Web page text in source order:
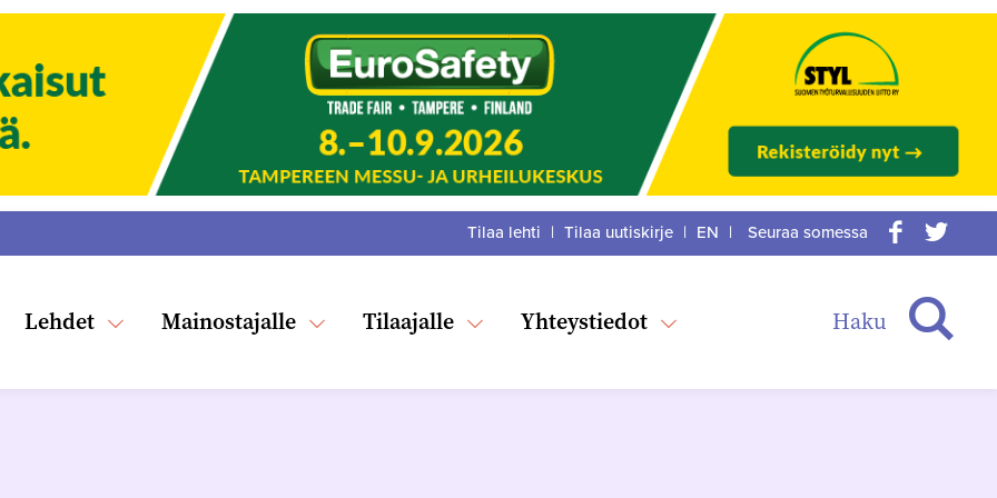
Lehdet Mainostajalle Tilaajalle Yhteystiedot Haku
Tilaa lehti | Tilaa uutiskirje | EN |
Seuraa somessa
:Facebook
Twitter